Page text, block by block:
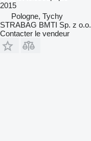
2015
Pologne, Tychy
STRABAG BMTI Sp. z o.o.
Contacter le vendeur